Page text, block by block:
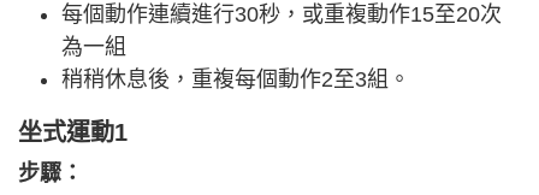
每個動作連續進行30秒，或重複動作15至20次
為一組
稍稍休息後，重複每個動作2至3組。
坐式運動1
步驟：